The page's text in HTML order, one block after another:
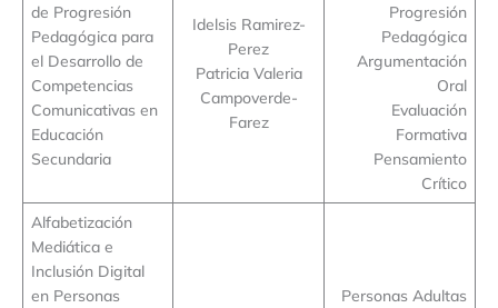
de Progresión
Pedagógica para
el Desarrollo de
Competencias
Comunicativas en
Educación
Secundaria
Idelsis Ramirez-
Perez
Patricia Valeria
Campoverde-
Farez
Progresión
Pedagógica
Argumentación
Oral
Evaluación
Formativa
Pensamiento
Crítico
Alfabetización
Mediática e
Inclusión Digital
en Personas
Personas Adultas